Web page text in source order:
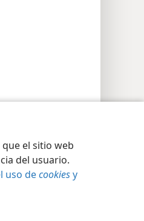
el sitio web
del usuario.
uso decookiesy